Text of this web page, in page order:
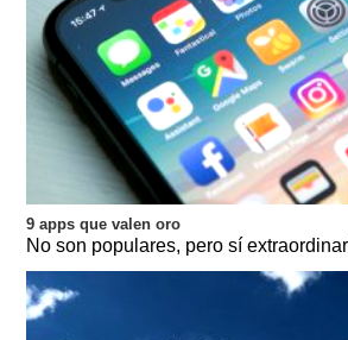
9 apps que valen oro
No son populares, pero sí